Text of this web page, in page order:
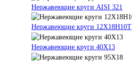
Нержавеющие круги AISI 321
Нержавеющие круги 12Х18Н10Т
Нержавеющие круги 40Х13